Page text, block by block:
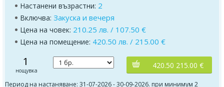
Настанени възрастни: 2
Включва: Закуска и вечеря
Цена на човек: 210.25 лв. / 107.50 €
Цена на помещение: 420.50 лв. / 215.00 €
1
нощувка
420.50 215.00 €
Период на настаняване: 31-07-2026 - 30-09-2026. при минимум 2